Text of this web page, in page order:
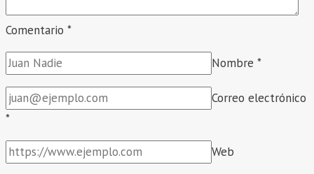
Comentario *
Nombre *
Correo electrónico
*
Web